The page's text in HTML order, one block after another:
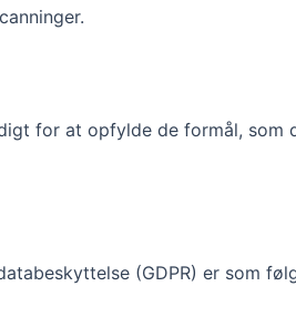
for at opfylde de formål,
(GDPR) er som